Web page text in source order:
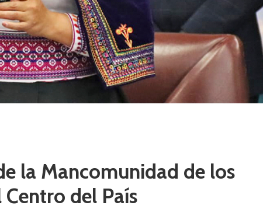
la Mancomunidad de los
del País